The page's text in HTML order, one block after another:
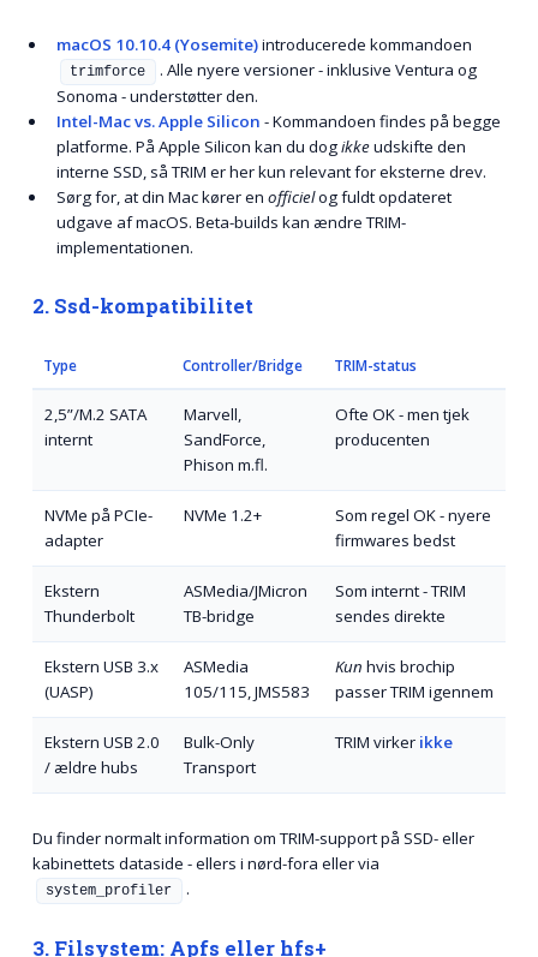
macOS 10.10.4 (Yosemite)introducerede kommandoen
trimforce
. Alle nyere versioner - inklusive Ventura og
Sonoma - understøtter den.
Intel-Mac vs. Apple Silicon - Kommandoen findes på begge
platforme. På Apple Silicon kan du dogikkeudskifte den
interne SSD, så TRIM er her kun relevant for eksterne drev.
Sørg for, at din Mac kører en officielog fuldt opdateret
udgave af macOS. Beta-builds kan ændre TRIM-
implementationen.
2. Ssd-kompatibilitet
Type Controller/Bridge TRIM-status
2,5”/M.2 SATA
internt
Marvell,
SandForce,
Phison m.fl.
Ofte OK - men tjek
producenten
NVMe på PCIe-
adapter
NVMe 1.2+
Som regel OK - nyere
firmwares bedst
Ekstern
Thunderbolt
ASMedia/JMicron
TB-bridge
Som internt - TRIM
sendes direkte
Ekstern USB 3.x
(UASP)
ASMedia
105/115, JMS583
Kun hvis brochip
passer TRIM igennem
Ekstern USB 2.0
/ ældre hubs
Bulk-Only
Transport
TRIM virker ikke
Du finder normalt information om TRIM-support på SSD- eller
kabinettets dataside - ellers i nørd-fora eller via
system_profiler .
3. Filsystem: Apfs eller hfs+